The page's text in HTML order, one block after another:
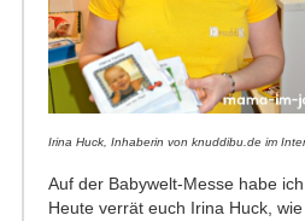
Irina Huck, Inhaberin von knuddibu.de im
Auf der Babywelt-Messe habe
Heute verrät euch Irina Huck,